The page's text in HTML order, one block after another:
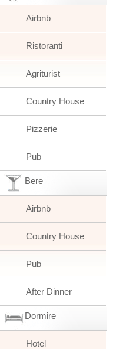
Airbnb
Ristoranti
Agriturist
Country House
Pizzerie
Pub
Bere
Airbnb
Country House
Pub
After Dinner
Dormire
Hotel